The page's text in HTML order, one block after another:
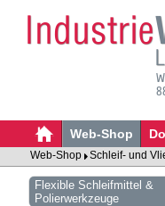
Web-Shop
Web-Shop Schleif- und
Flexible Schleifmittel &
Polierwerkzeuge